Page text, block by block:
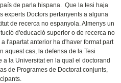
de parla hispana. Que la tesi haja
experts Doctors pertanyents a alguna
de recerca no espanyola. Almenys un
d'educació superior o de recerca no
l'apartat anterior ha d'haver format part
aquest cas, la defensa de la Tesi
a la Universitat en la qual el doctorand
de Programes de Doctorat conjunts,